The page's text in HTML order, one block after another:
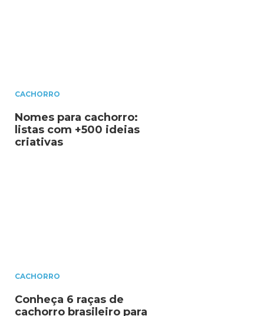
CACHORRO
Nomes para cachorro:
listas com +500 ideias
criativas
CACHORRO
Conheça 6 raças de
cachorro brasileiro para